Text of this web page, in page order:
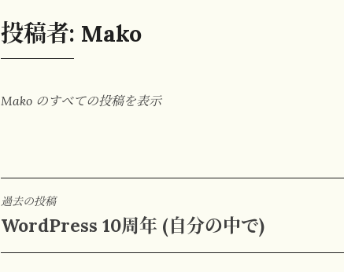
投稿者: Mako
Mako のすべての投稿を表示
投
稿
過去の投稿
WordPress 10周年 (自分の中で)